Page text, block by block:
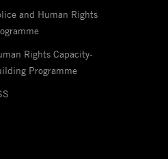
and Human Rights
Rights Capacity-
Programme